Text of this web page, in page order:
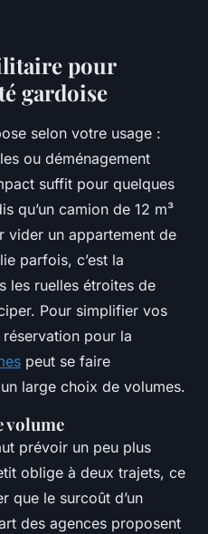
pour
gardoise
selon votre usage :
ou déménagement
suffit pour quelques
qu’un camion de 12 m³
vider un appartement de
parfois, c’est la
les ruelles étroites de
Pour simplifier vos
pour la
peut se faire
large choix de volumes.
volume
prévoir un peu plus
oblige à deux trajets, ce
que le surcoût d’un
des agences proposent